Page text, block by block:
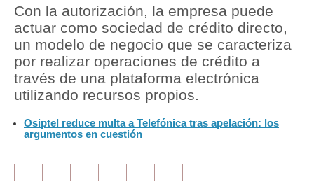
Política
Tu Dinero
Finanzas Personales
Inmobiliarias
Plus G
Con la autorización, la empresa puede
actuar como sociedad de crédito directo,
un modelo de negocio que se caracteriza
por realizar operaciones de crédito a
través de una plataforma electrónica
utilizando recursos propios.
Osiptel reduce multa a Telefónica tras apelación: los
argumentos en cuestión